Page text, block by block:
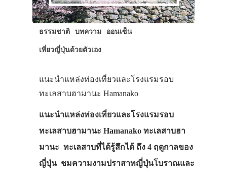
ธรรมชาติ บทความ ออนเซ็น
เที่ยวญี่ปุ่นด้วยตัวเอง
แนะนำแหล่งท่องเที่ยวและโรงแรมรอบ
ทะเลสาบฮามานะ Hamanako
แนะนำแหล่งท่องเที่ยวและโรงแรมรอบ
ทะเลสาบฮามานะ Hamanako ทะเลสาบฮา
มานะ ทะเลสาบที่ได้รู้สึกได้ ถึง 4 ฤดูกาลของ
ญี่ปุ่น ชมความงามปราสาทญี่ปุ่นโบราณและ